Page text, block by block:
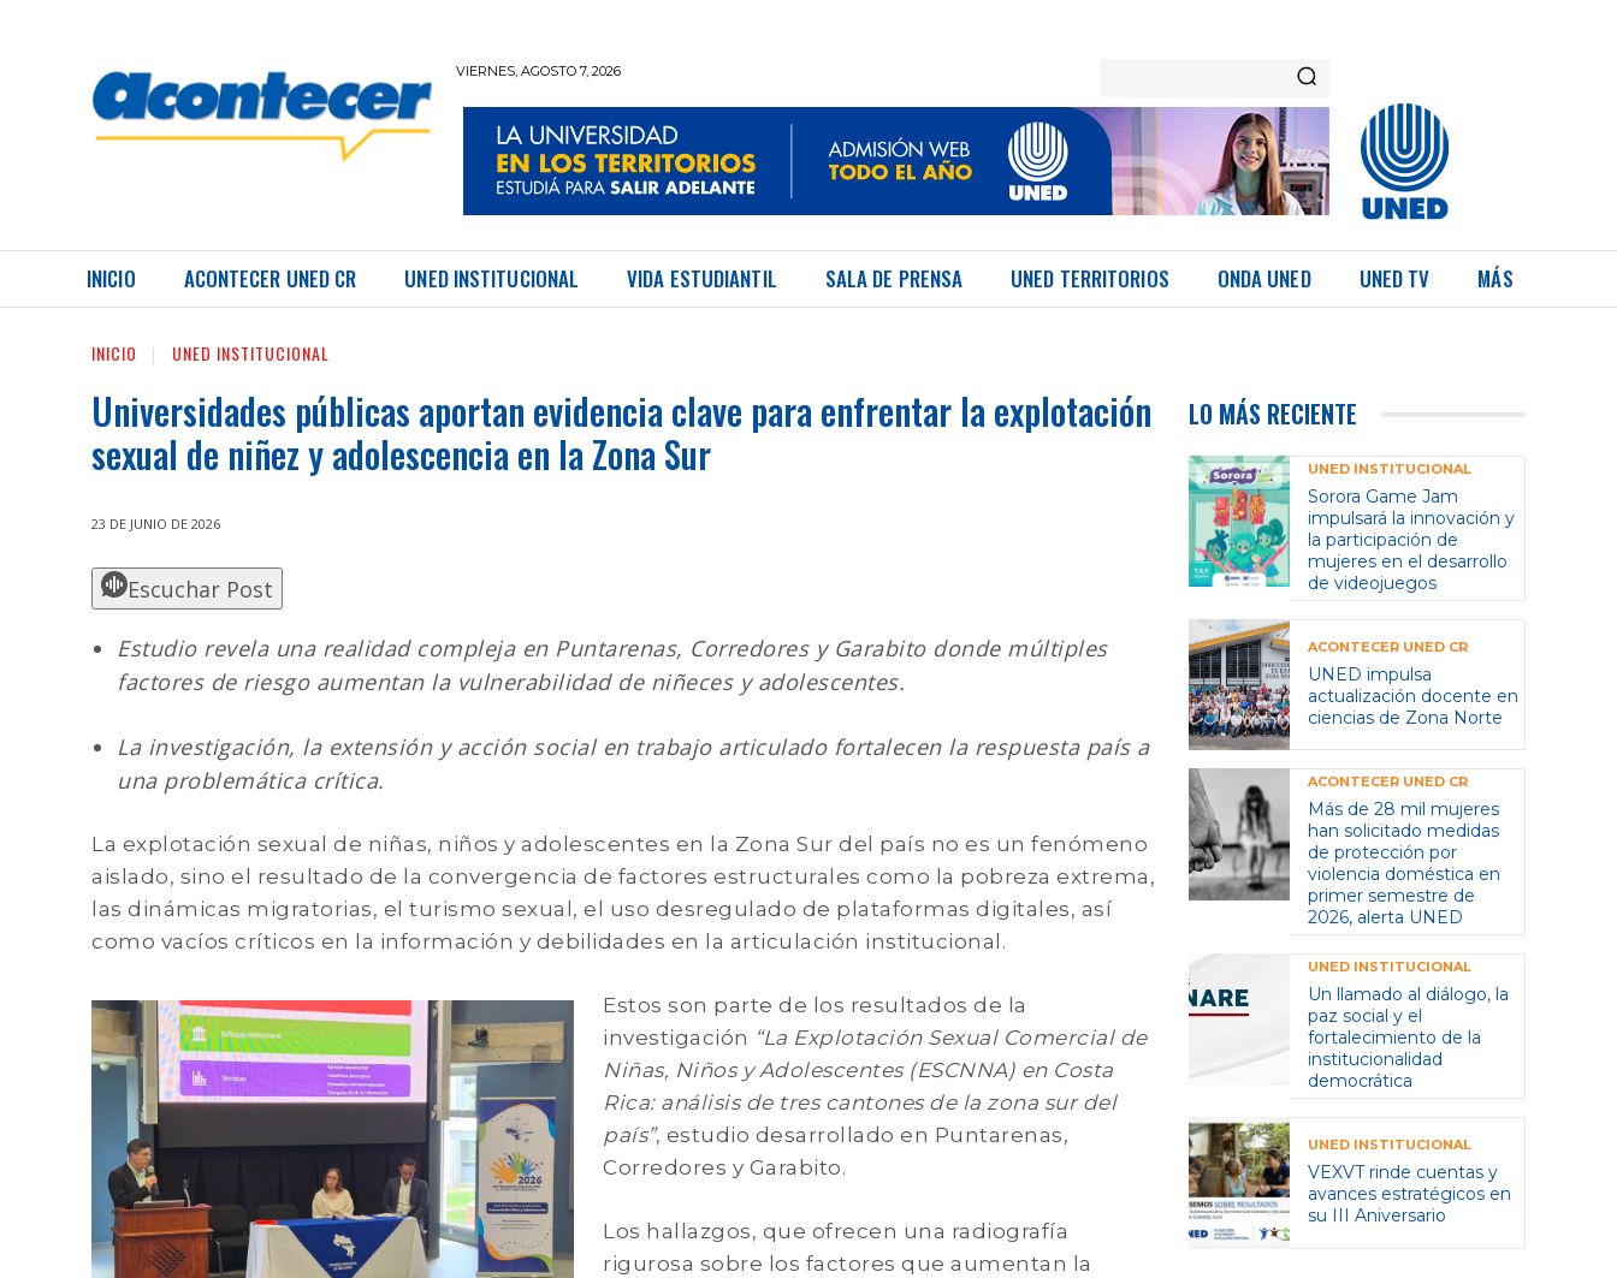
VIERNES, AGOSTO 7, 2026
INICIO ACONTECER UNED CR UNED INSTITUCIONAL VIDA ESTUDIANTIL SALA DE PRENSA UNED TERRITORIOS ONDA UNED UNED TV MÁS
INICIO UNED INSTITUCIONAL
Universidades públicas aportan evidencia clave para enfrentar la explotación
sexual de niñez y adolescencia en la Zona Sur
23 DE JUNIO DE 2026
Escuchar Post
Estudio revela una realidad compleja en Puntarenas, Corredores y Garabito donde múltiples
factores de riesgo aumentan la vulnerabilidad de niñeces y adolescentes.
La investigación, la extensión y acción social en trabajo articulado fortalecen la respuesta país a
una problemática crítica.
La explotación sexual de niñas, niños y adolescentes en la Zona Sur del país no es un fenómeno
aislado, sino el resultado de la convergencia de factores estructurales como la pobreza extrema,
las dinámicas migratorias, el turismo sexual, el uso desregulado de plataformas digitales, así
como vacíos críticos en la información y debilidades en la articulación institucional.
Estos son parte de los resultados de la
investigación “La Explotación Sexual Comercial de
Niñas, Niños y Adolescentes (ESCNNA) en Costa
Rica: análisis de tres cantones de la zona sur del
país”, estudio desarrollado en Puntarenas,
Corredores y Garabito.
Los hallazgos, que ofrecen una radiografía
rigurosa sobre los factores que aumentan la
LO MÁS RECIENTE
UNED INSTITUCIONAL
Sorora Game Jam
impulsará la innovación y
la participación de
mujeres en el desarrollo
de videojuegos
ACONTECER UNED CR
UNED impulsa
actualización docente en
ciencias de Zona Norte
ACONTECER UNED CR
Más de 28 mil mujeres
han solicitado medidas
de protección por
violencia doméstica en
primer semestre de
2026, alerta UNED
UNED INSTITUCIONAL
Un llamado al diálogo, la
paz social y el
fortalecimiento de la
institucionalidad
democrática
UNED INSTITUCIONAL
VEXVT rinde cuentas y
avances estratégicos en
su III Aniversario